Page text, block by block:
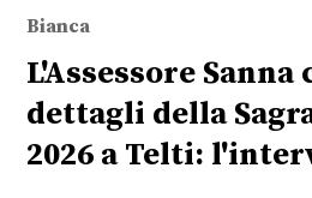
Bianca
L'Assessore Sanna
dettagli della
2026 a Telti: